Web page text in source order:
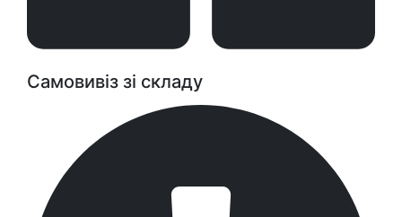
Самовивіз зі складу